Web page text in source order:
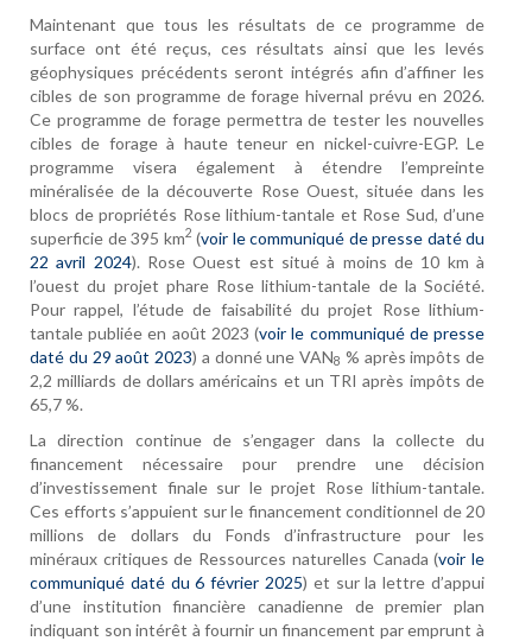
Maintenant que tous les résultats de ce programme de
surface ont été reçus, ces résultats ainsi que les levés
géophysiques précédents seront intégrés afin d’affiner les
cibles de son programme de forage hivernal prévu en 2026.
Ce programme de forage permettra de tester les nouvelles
cibles de forage à haute teneur en nickel-cuivre-EGP. Le
programme visera également à étendre l’empreinte
minéralisée de la découverte Rose Ouest, située dans les
blocs de propriétés Rose lithium-tantale et Rose Sud, d’une
superficie de 395 km2 (voir le communiqué de presse daté du
22 avril 2024). Rose Ouest est situé à moins de 10 km à
l’ouest du projet phare Rose lithium-tantale de la Société.
Pour rappel, l’étude de faisabilité du projet Rose lithium-
tantale publiée en août 2023 (voir le communiqué de presse
daté du 29 août 2023) a donné une VAN8 % après impôts de
2,2 milliards de dollars américains et un TRI après impôts de
65,7 %.
La direction continue de s’engager dans la collecte du
financement nécessaire pour prendre une décision
d’investissement finale sur le projet Rose lithium-tantale.
Ces efforts s’appuient sur le financement conditionnel de 20
millions de dollars du Fonds d’infrastructure pour les
minéraux critiques de Ressources naturelles Canada (voir le
communiqué daté du 6 février 2025) et sur la lettre d’appui
d’une institution financière canadienne de premier plan
indiquant son intérêt à fournir un financement par emprunt à